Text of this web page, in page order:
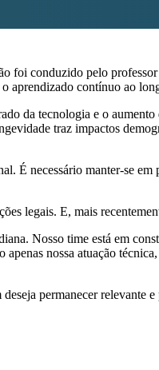
foi conduzido pelo
aprendizado contínuo ao
da tecnologia e o
traz impactos
É necessário manter-se
legais. E, mais
Nosso time está em
nossa atuação
permanecer